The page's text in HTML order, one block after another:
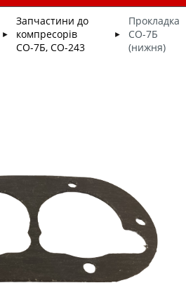
►
Запчастини до
компресорів
СО-7Б, СО-243
►
Прокладка
СО-7Б
(нижня)